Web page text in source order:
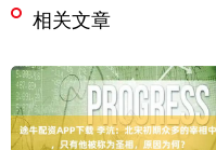
相关文章